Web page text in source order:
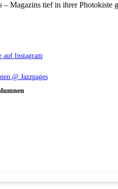
Magazins tief in ihrer Photokiste